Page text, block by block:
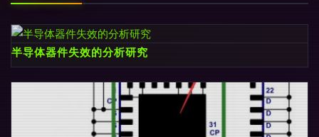
半导体器件失效的分析研究